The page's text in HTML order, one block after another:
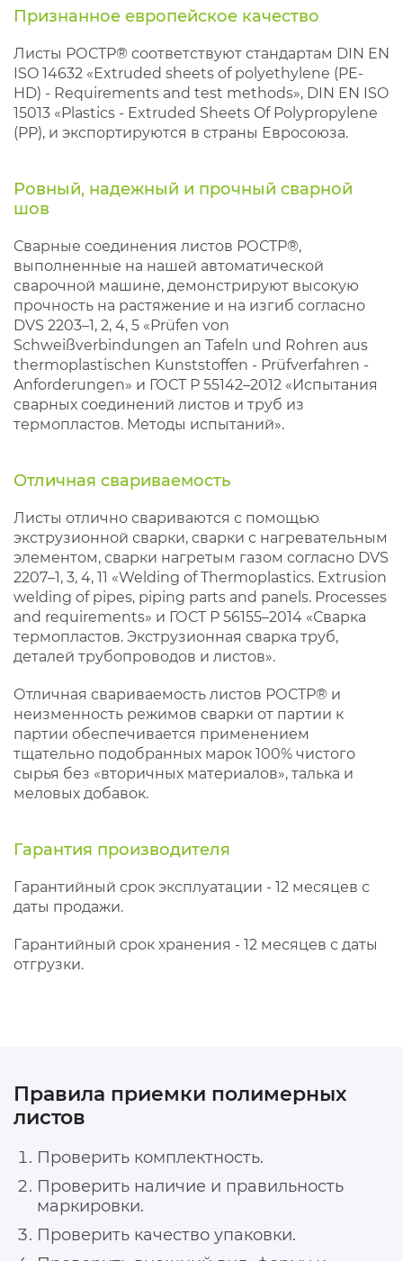
Признанное европейское качество
Листы РОСТР® соответствуют стандартам DIN EN
ISO 14632 «Extruded sheets of polyethylene (PE-
HD) - Requirements and test methods», DIN EN ISO
15013 «Plastics - Extruded Sheets Of Polypropylene
(PP), и экспортируются в страны Евросоюза.
Ровный, надежный и прочный сварной
шов
Сварные соединения листов РОСТР®,
выполненные на нашей автоматической
сварочной машине, демонстрируют высокую
прочность на растяжение и на изгиб согласно
DVS 2203–1, 2, 4, 5 «Prüfen von
Schweißverbindungen an Tafeln und Rohren aus
thermoplastischen Kunststoffen - Prüfverfahren -
Anforderungen» и ГОСТ Р 55142–2012 «Испытания
сварных соединений листов и труб из
термопластов. Методы испытаний».
Отличная свариваемость
Листы отлично свариваются с помощью
экструзионной сварки, сварки с нагревательным
элементом, сварки нагретым газом согласно DVS
2207–1, 3, 4, 11 «Welding of Thermoplastics. Extrusion
welding of pipes, piping parts and panels. Processes
and requirements» и ГОСТ Р 56155–2014 «Сварка
термопластов. Экструзионная сварка труб,
деталей трубопроводов и листов».
Отличная свариваемость листов РОСТР® и
неизменность режимов сварки от партии к
партии обеспечивается применением
тщательно подобранных марок 100% чистого
сырья без «вторичных материалов», талька и
меловых добавок.
Гарантия производителя
Гарантийный срок эксплуатации - 12 месяцев с
даты продажи.
Гарантийный срок хранения - 12 месяцев с даты
отгрузки.
Правила приемки полимерных
листов
Проверить комплектность.
Проверить наличие и правильность
маркировки.
Проверить качество упаковки.